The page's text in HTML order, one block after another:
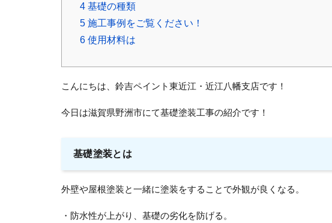
4 基礎の種類
5 施工事例をご覧ください！
6 使用材料は
こんにちは、鈴吉ペイント東近江・近江八幡支店です！
今日は滋賀県野洲市にて基礎塗装工事の紹介です！
基礎塗装とは
外壁や屋根塗装と一緒に塗装をすることで外観が良くなる。
・防水性が上がり、基礎の劣化を防げる。